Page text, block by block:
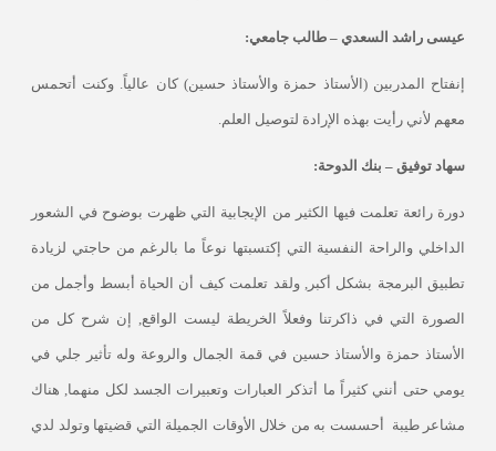
عيسى راشد السعدي – طالب جامعي:
إنفتاح المدربين (الأستاذ حمزة والأستاذ حسين) كان عالياً. وكنت أتحمس
معهم لأني رأيت بهذه الإرادة لتوصيل العلم.
سهاد توفيق – بنك الدوحة:
دورة رائعة تعلمت فيها الكثير من الإيجابية التي ظهرت بوضوح في الشعور
الداخلي والراحة النفسية التي إكتسبتها نوعاً ما بالرغم من حاجتي لزيادة
تطبيق البرمجة بشكل أكبر, ولقد تعلمت كيف أن الحياة أبسط وأجمل من
الصورة التي في ذاكرتنا وفعلاً الخريطة ليست الواقع, إن شرح كل من
الأستاذ حمزة والأستاذ حسين في قمة الجمال والروعة وله تأثير جلي في
يومي حتى أنني كثيراً ما أتذكر العبارات وتعبيرات الجسد لكل منهما, هناك
مشاعر طيبة أحسست به من خلال الأوقات الجميلة التي قضيتها وتولد لدي